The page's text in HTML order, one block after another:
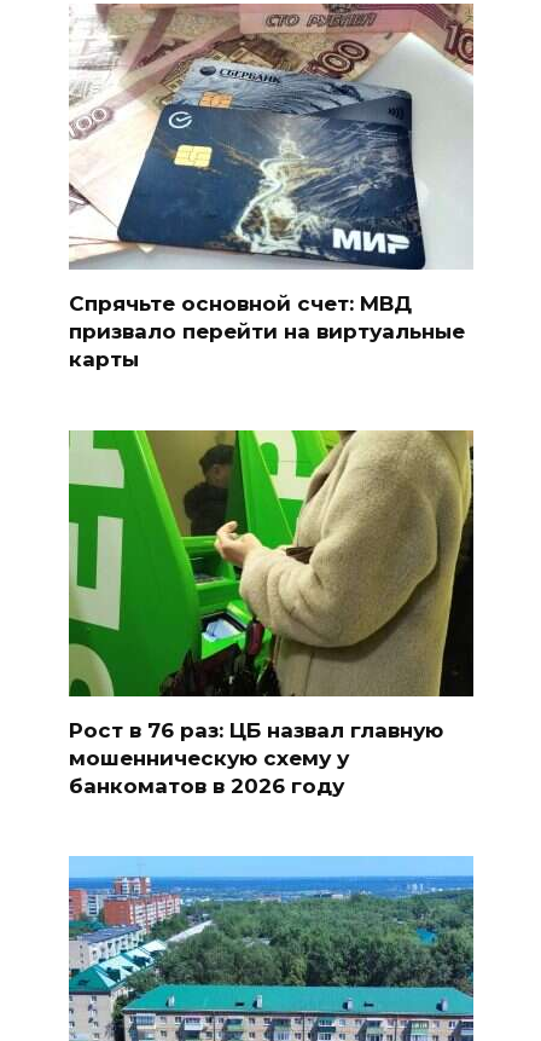
Спрячьте основной счет: МВД
призвало перейти на виртуальные
карты
Рост в 76 раз: ЦБ назвал главную
мошенническую схему у
банкоматов в 2026 году